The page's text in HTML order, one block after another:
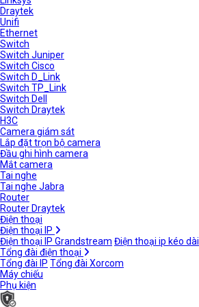
Draytek
Unifi
Ethernet
Switch
Switch Juniper
Switch Cisco
Switch D_Link
Switch TP_Link
Switch Dell
Switch Draytek
H3C
Camera giám sát
Lắp đặt trọn bộ camera
Đầu ghi hình camera
Mắt camera
Tai nghe
Tai nghe Jabra
Router
Router Draytek
Điện thoại
Điện thoại IP
Điện thoại IP Grandstream Điện thoại ip kéo dài
Tổng đài điện thoại
Tổng đài IP Tổng đài Xorcom
Máy chiếu
Phụ kiện